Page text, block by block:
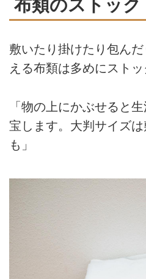
布類のストック
敷いたり掛けたり包ん
える布類は多めにストッ
「物の上にかぶせると
宝します。大判サイズ
も」